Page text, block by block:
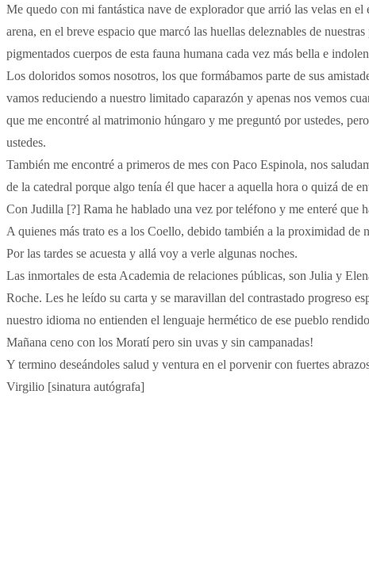
Me quedo con mi fantástica nave de explorador que arrió las velas en
arena, en el breve espacio que marcó las huellas deleznables de
pigmentados cuerpos de esta fauna humana cada vez más bella e
Los doloridos somos nosotros, los que formábamos parte de sus
vamos reduciendo a nuestro limitado caparazón y apenas nos vemos
que me encontré al matrimonio húngaro y me preguntó por ustedes,
ustedes.
También me encontré a primeros de mes con Paco Espinola, nos
de la catedral porque algo tenía él que hacer a aquella hora o quizá de
Con Judilla [?] Rama he hablado una vez por teléfono y me enteré que
A quienes más trato es a los Coello, debido también a la proximidad de
Por las tardes se acuesta y allá voy a verle algunas noches.
Las inmortales de esta Academia de relaciones públicas, son Julia y
Roche. Les he leído su carta y se maravillan del contrastado progreso
nuestro idioma no entienden el lenguaje hermético de ese pueblo
Mañana ceno con los Moratí pero sin uvas y sin campanadas!
Y termino deseándoles salud y ventura en el porvenir con fuertes
Virgilio [sinatura autógrafa]